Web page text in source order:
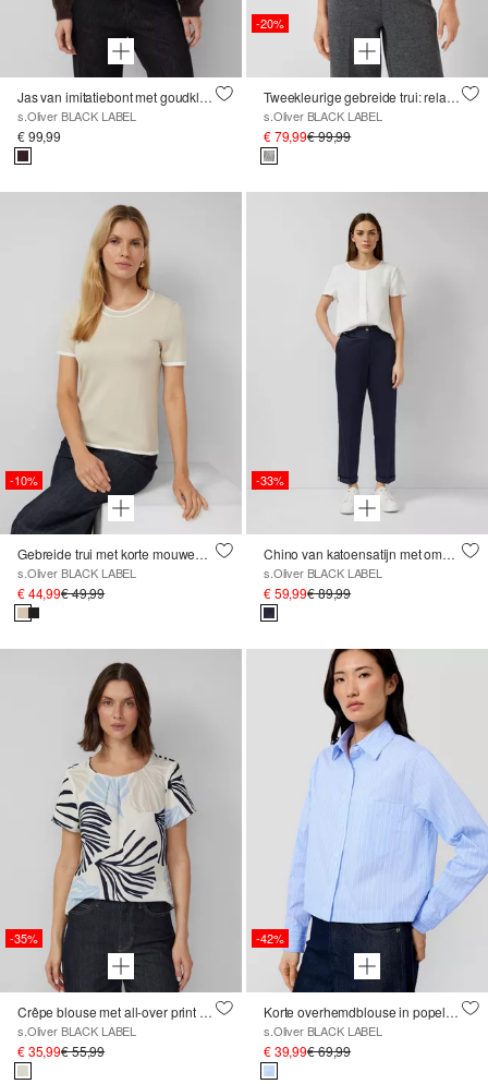
Jas van imitatiebont met goudkleurige knopen en opgestikte zakken
s.Oliver BLACK LABEL
€ 99,99
-20%
Tweekleurige gebreide trui: relaxed fit met pailletten &amp; kabelpatroon
s.Oliver BLACK LABEL
€ 79,99€ 99,99
-10%
Gebreide trui met korte mouwen en contrasterende details
s.Oliver BLACK LABEL
€ 44,99€ 49,99
-33%
Chino van katoensatijn met omslag
s.Oliver BLACK LABEL
€ 59,99€ 89,99
-35%
Crêpe blouse met all-over print en decoratieve randen
s.Oliver BLACK LABEL
€ 35,99€ 55,99
-42%
Korte overhemdblouse in popeline
s.Oliver BLACK LABEL
€ 39,99€ 69,99